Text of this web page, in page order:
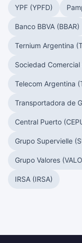
YPF (YPFD)
Banco BBVA (BBAR)
Ternium Argentina
Sociedad Comercial
Telecom Argentina
Transportadora de
Central Puerto
Grupo Supervielle
Grupo Valores
IRSA (IRSA)